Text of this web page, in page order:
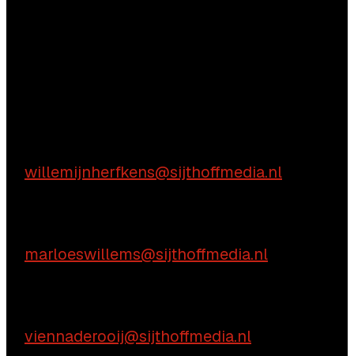
willemijnherfkens@sijthoffmedia.nl
marloeswillems@sijthoffmedia.nl
viennaderooij@sijthoffmedia.nl